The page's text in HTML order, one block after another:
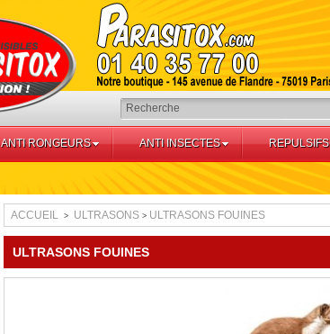
ANTI RONGEURS ANTI INSECTES REPULSIFS
ACCUEIL > ULTRASONS > ULTRASONS FOUINES
ULTRASONS FOUINES